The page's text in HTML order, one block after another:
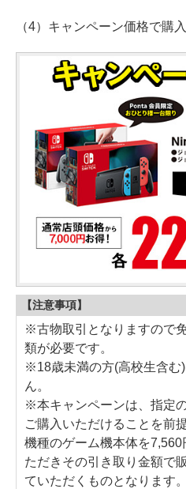
（4）キャンペーン価格で購入
【注意事項】
※古物取引となりますので
類が必要です。
※18歳未満の方(高校生含む
ん。
※本キャンペーンは、指定
ご購入いただけることを前
機種のゲーム機本体を
ただきその引き取り金額で
ていただくものとなります。